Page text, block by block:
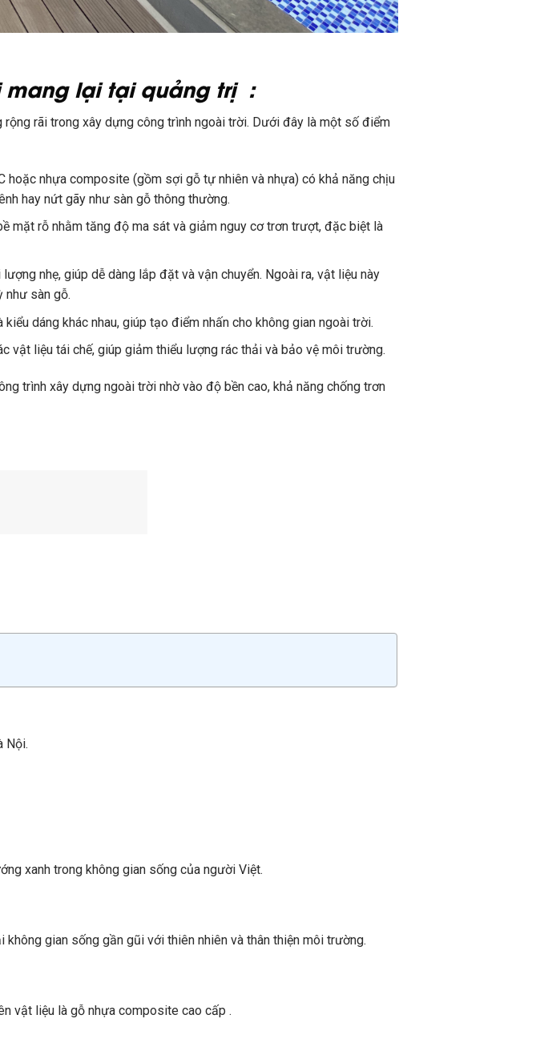
mang lại tại quảng trị :
rãi trong xây dựng công trình ngoài trời. Dưới đây là một số điểm
nhựa composite (gồm sợi gỗ tự nhiên và nhựa) có khả năng chịu
hay nứt gãy như sàn gỗ thông thường.
mặt rỗ nhằm tăng độ ma sát và giảm nguy cơ trơn trượt, đặc biệt là
nhẹ, giúp dễ dàng lắp đặt và vận chuyển. Ngoài ra, vật liệu này
như sàn gỗ.
dáng khác nhau, giúp tạo điểm nhấn cho không gian ngoài trời.
liệu tái chế, giúp giảm thiểu lượng rác thải và bảo vệ môi trường.
trình xây dựng ngoài trời nhờ vào độ bền cao, khả năng chống trơn
Nội.
xanh trong không gian sống của người Việt.
gian sống gần gũi với thiên nhiên và thân thiện môi trường.
vật liệu là gỗ nhựa composite cao cấp .